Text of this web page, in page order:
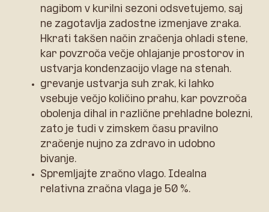
nagibom v kurilni sezoni odsvetujemo, saj
ne zagotavlja zadostne izmenjave zraka.
Hkrati takšen način zračenja ohladi stene,
kar povzroča večje ohlajanje prostorov in
ustvarja kondenzacijo vlage na stenah.
grevanje ustvarja suh zrak, ki lahko
vsebuje večjo količino prahu, kar povzroča
obolenja dihal in različne prehladne bolezni,
zato je tudi v zimskem času pravilno
zračenje nujno za zdravo in udobno
bivanje.
Spremljajte zračno vlago. Idealna
relativna zračna vlaga je 50 %.